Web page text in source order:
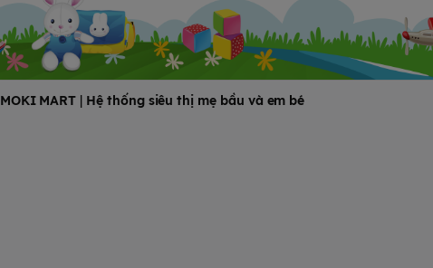
MOKI MART | Hệ thống siêu thị mẹ bầu và em bé